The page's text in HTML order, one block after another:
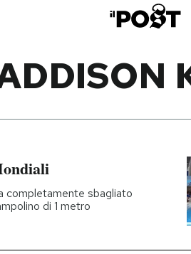
completamente sbagliato
di 1 metro